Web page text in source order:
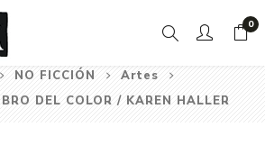
0
NO FICCIÓN
Artes
DEL COLOR / KAREN HALLER